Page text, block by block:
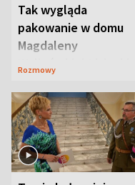
Tak wygląda
pakowanie w domu
Magdaleny
Waligórskiej-Lisieckiej.
Rozmowy